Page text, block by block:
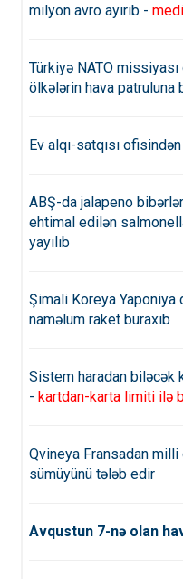
milyon avro ayırıb -
Türkiyə NATO
ölkələrin hava patruluna
Ev alqı-satqısı
ABŞ-da jalapeno
ehtimal edilən
yayılıb
Şimali Koreya
naməlum raket buraxıb
Sistem haradan biləcək
- kartdan-karta limiti ilə
Qvineya Fransadan milli
sümüyünü tələb edir
Avqustun 7-nə olan